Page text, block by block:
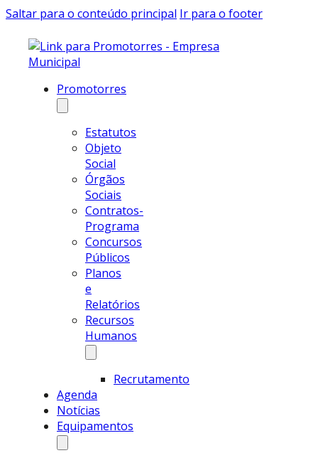
Saltar para o conteúdo principal Ir para o footer
Promotorres
Estatutos
Objeto
Social
Órgãos
Sociais
Contratos-
Programa
Concursos
Públicos
Planos
e
Relatórios
Recursos
Humanos
Recrutamento
Agenda
Notícias
Equipamentos